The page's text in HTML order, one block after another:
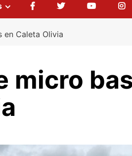
en Caleta Olivia
micro